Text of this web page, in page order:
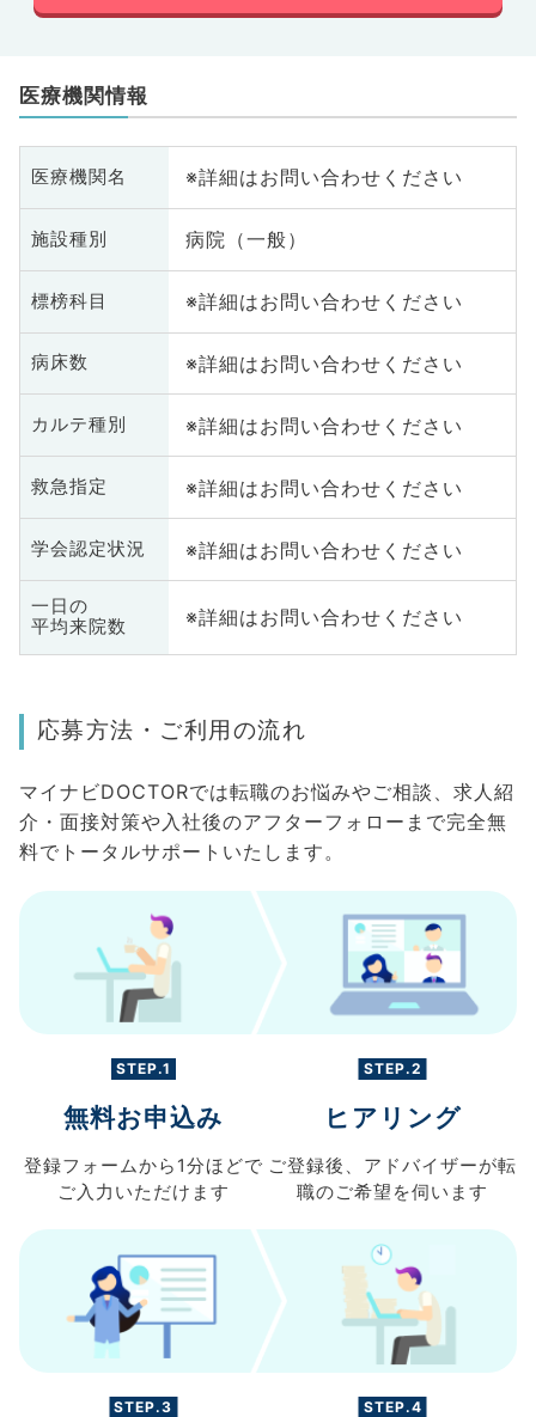
医療機関情報
医療機関名 ※詳細はお問い合わせください
施設種別 病院（一般）
標榜科目 ※詳細はお問い合わせください
病床数 ※詳細はお問い合わせください
カルテ種別 ※詳細はお問い合わせください
救急指定 ※詳細はお問い合わせください
学会認定状況 ※詳細はお問い合わせください
一日の
平均来院数
※詳細はお問い合わせください
応募方法・ご利用の流れ
マイナビDOCTORでは転職のお悩みやご相談、求人紹
介・面接対策や入社後のアフターフォローまで完全無
料でトータルサポートいたします。
STEP.1
無料お申込み
登録フォームから 1分ほどで
ご入力 いただけます
STEP.2
ヒアリング
ご登録後、 アドバイザーが転
職のご希望を伺います
STEP.3 STEP.4